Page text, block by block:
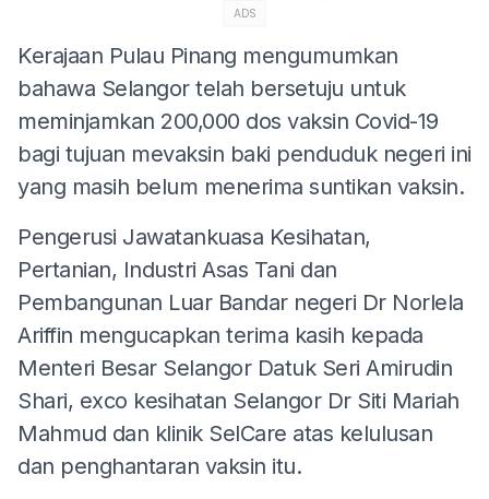
ADS
Kerajaan Pulau Pinang mengumumkan
bahawa Selangor telah bersetuju untuk
meminjamkan 200,000 dos vaksin Covid-19
bagi tujuan mevaksin baki penduduk negeri ini
yang masih belum menerima suntikan vaksin.
Pengerusi Jawatankuasa Kesihatan,
Pertanian, Industri Asas Tani dan
Pembangunan Luar Bandar negeri Dr Norlela
Ariffin mengucapkan terima kasih kepada
Menteri Besar Selangor Datuk Seri Amirudin
Shari, exco kesihatan Selangor Dr Siti Mariah
Mahmud dan klinik SelCare atas kelulusan
dan penghantaran vaksin itu.